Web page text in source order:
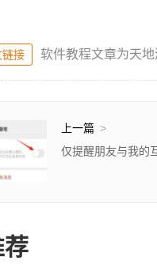
接 软件教程文章为天地
上一篇 >
仅提醒朋友与我的